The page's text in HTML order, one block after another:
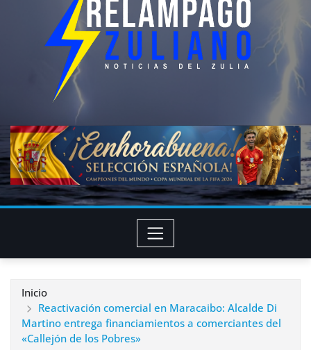
Inicio
Reactivación comercial en Maracaibo: Alcalde Di
Martino entrega financiamientos a comerciantes del
«Callejón de los Pobres»